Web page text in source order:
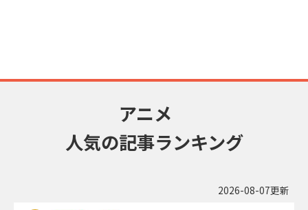
アニメ
人気の記事ランキング
2026-08-07更新